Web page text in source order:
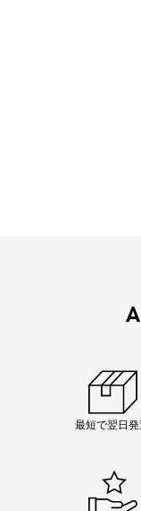
夏服まとめて手に入れるなら
最短で翌日発